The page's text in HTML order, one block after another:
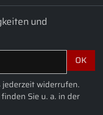
und
widerrufen.
Sie u. a. in der